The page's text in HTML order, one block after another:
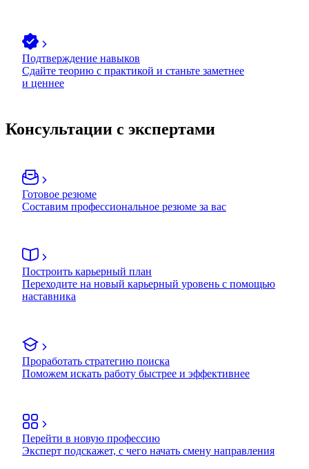
Подтверждение навыков
Сдайте теорию с практикой и станьте заметнее
и ценнее
Консультации с экспертами
Готовое резюме
Составим профессиональное резюме за вас
Построить карьерный план
Переходите на новый карьерный уровень с помощью
наставника
Проработать стратегию поиска
Поможем искать работу быстрее и эффективнее
Перейти в новую профессию
Эксперт подскажет, с чего начать смену направления